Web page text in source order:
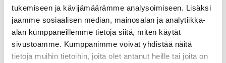
tukemiseen ja kävijämäärämme analysoimiseen. Lisäksi
jaamme sosiaalisen median, mainosalan ja analytiikka-
alan kumppaneillemme tietoja siitä, miten käytät
sivustoamme. Kumppanimme voivat yhdistää näitä
tietoja muihin tietoihin, joita olet antanut heille tai joita on